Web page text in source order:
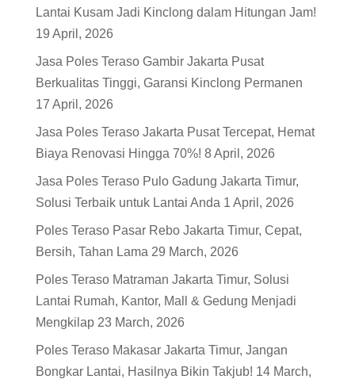
Lantai Kusam Jadi Kinclong dalam Hitungan Jam!
19 April, 2026
Jasa Poles Teraso Gambir Jakarta Pusat
Berkualitas Tinggi, Garansi Kinclong Permanen
17 April, 2026
Jasa Poles Teraso Jakarta Pusat Tercepat, Hemat
Biaya Renovasi Hingga 70%! 8 April, 2026
Jasa Poles Teraso Pulo Gadung Jakarta Timur,
Solusi Terbaik untuk Lantai Anda 1 April, 2026
Poles Teraso Pasar Rebo Jakarta Timur, Cepat,
Bersih, Tahan Lama 29 March, 2026
Poles Teraso Matraman Jakarta Timur, Solusi
Lantai Rumah, Kantor, Mall & Gedung Menjadi
Mengkilap 23 March, 2026
Poles Teraso Makasar Jakarta Timur, Jangan
Bongkar Lantai, Hasilnya Bikin Takjub! 14 March,